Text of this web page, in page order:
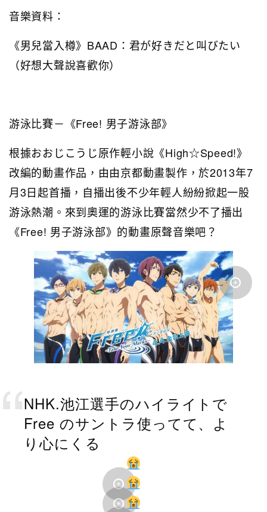
音樂資料：
《男兒當入樽》BAAD：君が好きだと叫びたい
（好想大聲說喜歡你）
游泳比賽－《Free! 男子游泳部》
根據おおじこうじ原作輕小說《High☆Speed!》
改編的動畫作品，由由京都動畫製作，於2013年7
月3日起首播，自播出後不少年輕人紛紛掀起一股
游泳熱潮。來到奧運的游泳比賽當然少不了播出
《Free! 男子游泳部》的動畫原聲音樂吧？
NHK.池江選手のハイライトで
Free のサントラ使ってて、よ
り心にくる